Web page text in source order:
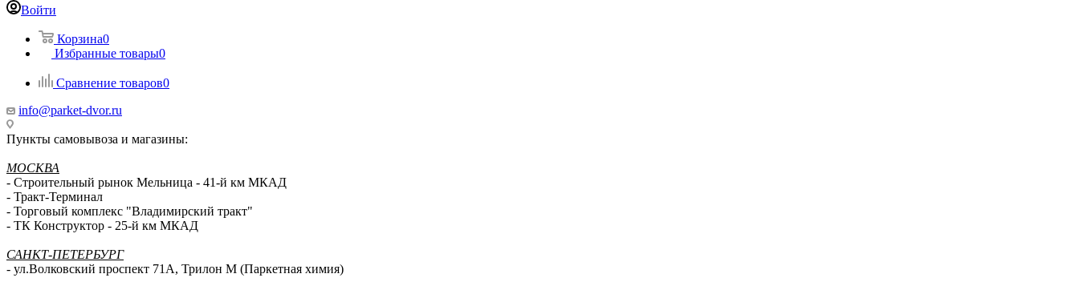
Войти
Корзина0
Избранные товары0
Сравнение товаров0
info@parket-dvor.ru
Пункты самовывоза и магазины:
МОСКВА
- Строительный рынок Мельница - 41-й км МКАД
- Тракт-Терминал
- Торговый комплекс "Владимирский тракт"
- ТК Конструктор - 25-й км МКАД
САНКТ-ПЕТЕРБУРГ
- ул.Волковский проспект 71А, Трилон М (Паркетная химия)